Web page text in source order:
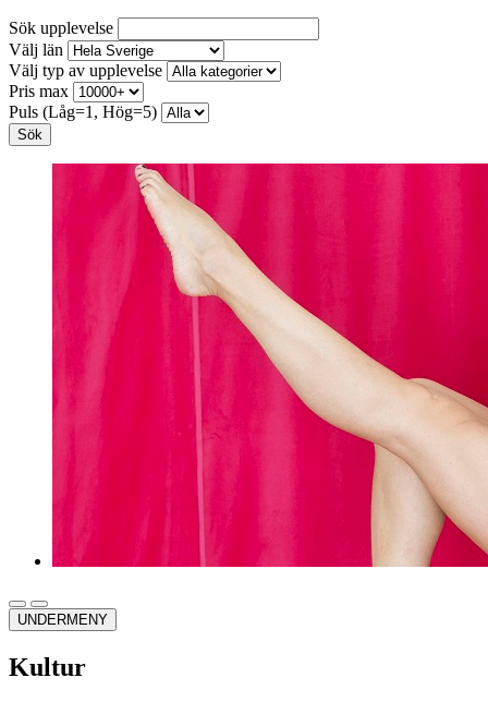
Sök upplevelse
Välj län
Välj typ av upplevelse
Pris max
Puls (Låg=1, Hög=5)
UNDERMENY
Kultur